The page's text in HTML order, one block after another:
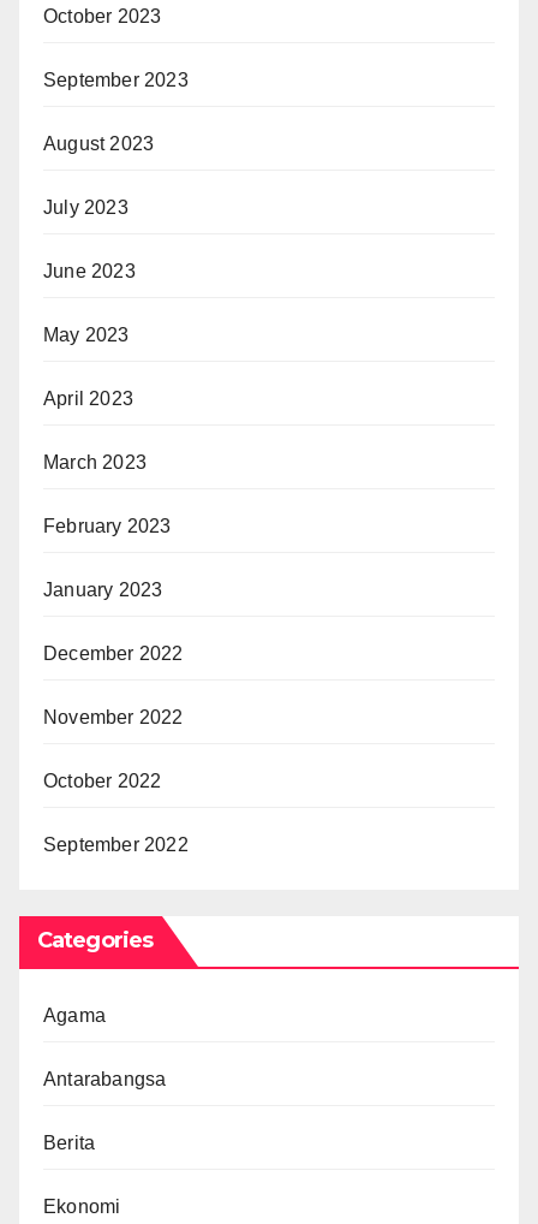
October 2023
September 2023
August 2023
July 2023
June 2023
May 2023
April 2023
March 2023
February 2023
January 2023
December 2022
November 2022
October 2022
September 2022
Categories
Agama
Antarabangsa
Berita
Ekonomi